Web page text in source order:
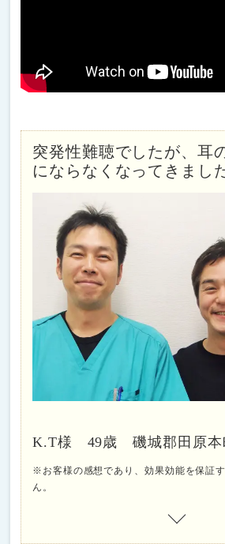
突発性難聴でしたが、耳
にならなくなってきまし
K.T様 49歳 磯城郡田原
※お客様の感想であり、効果効能を保証
ん。